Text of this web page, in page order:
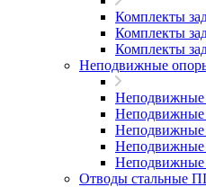
Комплекты
Комплекты
Комплекты
Неподвижные
Отводы стальные